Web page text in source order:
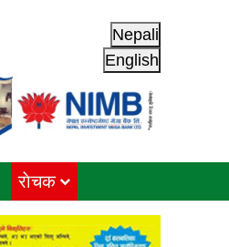
Nepali
English
राेचक